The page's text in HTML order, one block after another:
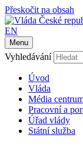
Přeskočit na obsah
EN
Menu
Vyhledávání
Úvod
Vláda
Média
Pracovní a
Úřad vlády
Státní služba